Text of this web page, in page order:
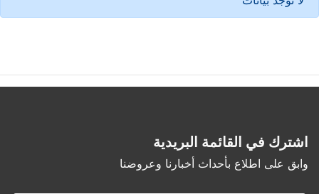
اشترك في القائمة البريدية
وابق على اطلاع بأحداث أخبارنا وعروضنا